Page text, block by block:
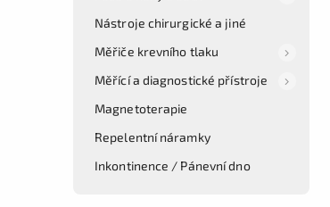
Nástroje chirurgické a jiné
Měřiče krevního tlaku
Měřící a diagnostické přístroje
Magnetoterapie
Repelentní náramky
Inkontinence / Pánevní dno